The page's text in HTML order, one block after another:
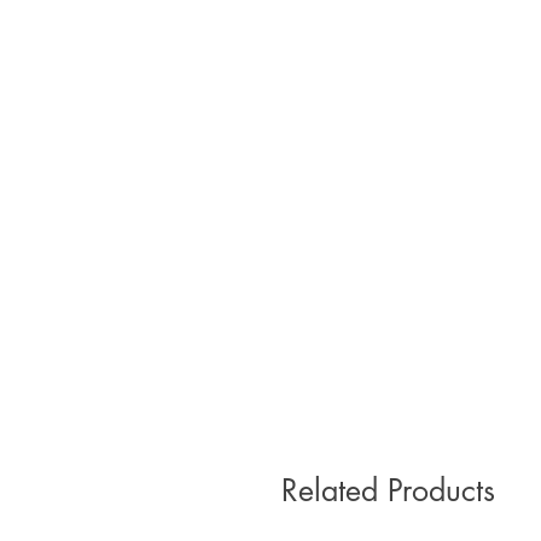
Related Products